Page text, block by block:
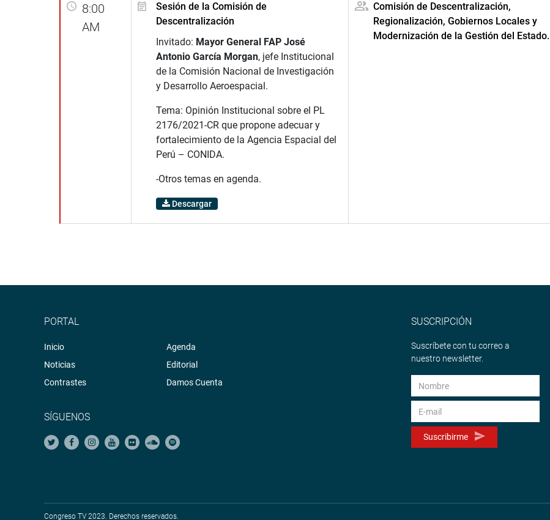
8:00
AM
Sesión de la Comisión de
Descentralización
Invitado: Mayor General FAP José
Antonio García Morgan, jefe Institucional
de la Comisión Nacional de Investigación
y Desarrollo Aeroespacial.
Tema: Opinión Institucional sobre el PL
2176/2021-CR que propone adecuar y
fortalecimiento de la Agencia Espacial del
Perú – CONIDA.
-Otros temas en agenda.
Descargar
Comisión de Descentralización,
Regionalización, Gobiernos Locales y
Modernización de la Gestión del Estado.
PORTAL
Inicio
Noticias
Contrastes
Agenda
Editorial
Damos Cuenta
SÍGUENOS
SUSCRIPCIÓN
Suscríbete con tu correo a
nuestro newsletter.
Suscribirme
Congreso TV 2023. Derechos reservados.